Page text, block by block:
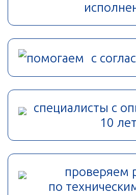
помогаем с
специалисты с
10 лет
проверяем
по